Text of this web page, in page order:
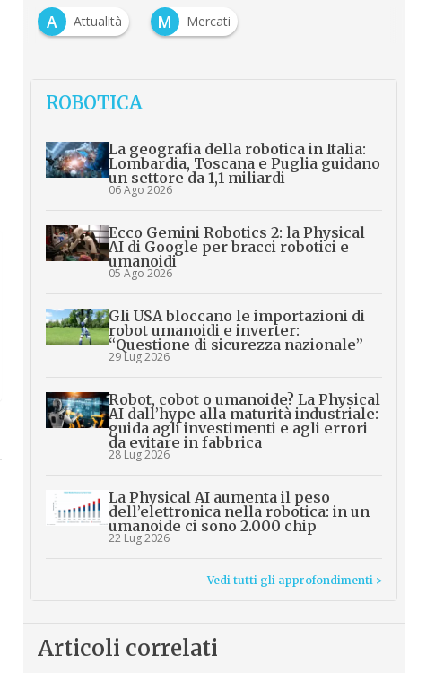
A
Attualità M Mercati
ROBOTICA
La geografia della robotica in Italia:
Lombardia, Toscana e Puglia guidano
un settore da 1,1 miliardi
06 Ago 2026
Ecco Gemini Robotics 2: la Physical
AI di Google per bracci robotici e
umanoidi
05 Ago 2026
Gli USA bloccano le importazioni di
robot umanoidi e inverter:
“Questione di sicurezza nazionale”
29 Lug 2026
Robot, cobot o umanoide? La Physical
AI dall’hype alla maturità industriale:
guida agli investimenti e agli errori
da evitare in fabbrica
28 Lug 2026
La Physical AI aumenta il peso
dell’elettronica nella robotica: in un
umanoide ci sono 2.000 chip
22 Lug 2026
Vedi tutti gli approfondimenti >
Articoli correlati